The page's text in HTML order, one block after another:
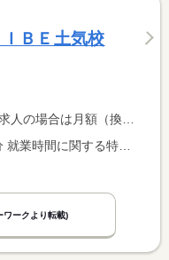
ＢＥ土気校
求人の場合は時間額を表示しています。
ワークより転載)